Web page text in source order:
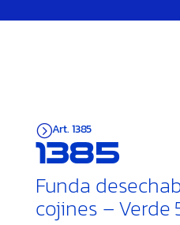
=Art. 1385
1385
Funda
cojines – Verde